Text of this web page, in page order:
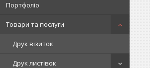
Портфоліо
Товари та послуги
Друк візиток
Друк листівок